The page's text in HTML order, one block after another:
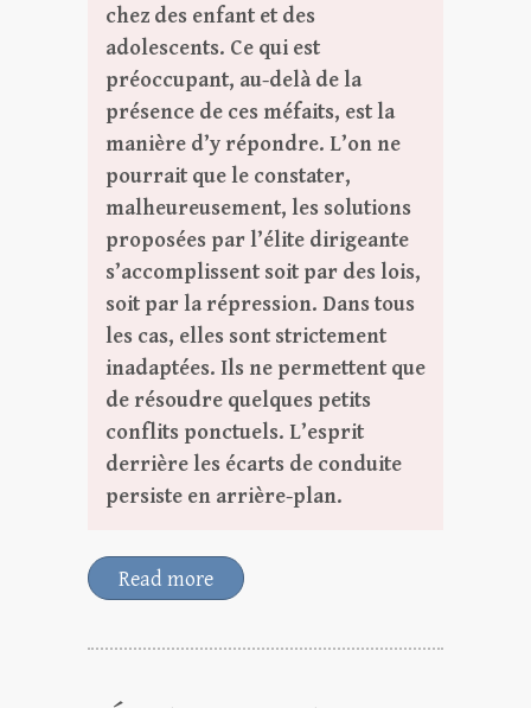
chez des enfant et des
adolescents. Ce qui est
préoccupant, au-delà de la
présence de ces méfaits, est la
manière d’y répondre. L’on ne
pourrait que le constater,
malheureusement, les solutions
proposées par l’élite dirigeante
s’accomplissent soit par des lois,
soit par la répression. Dans tous
les cas, elles sont strictement
inadaptées. Ils ne permettent que
de résoudre quelques petits
conflits ponctuels. L’esprit
derrière les écarts de conduite
persiste en arrière-plan.
Read more